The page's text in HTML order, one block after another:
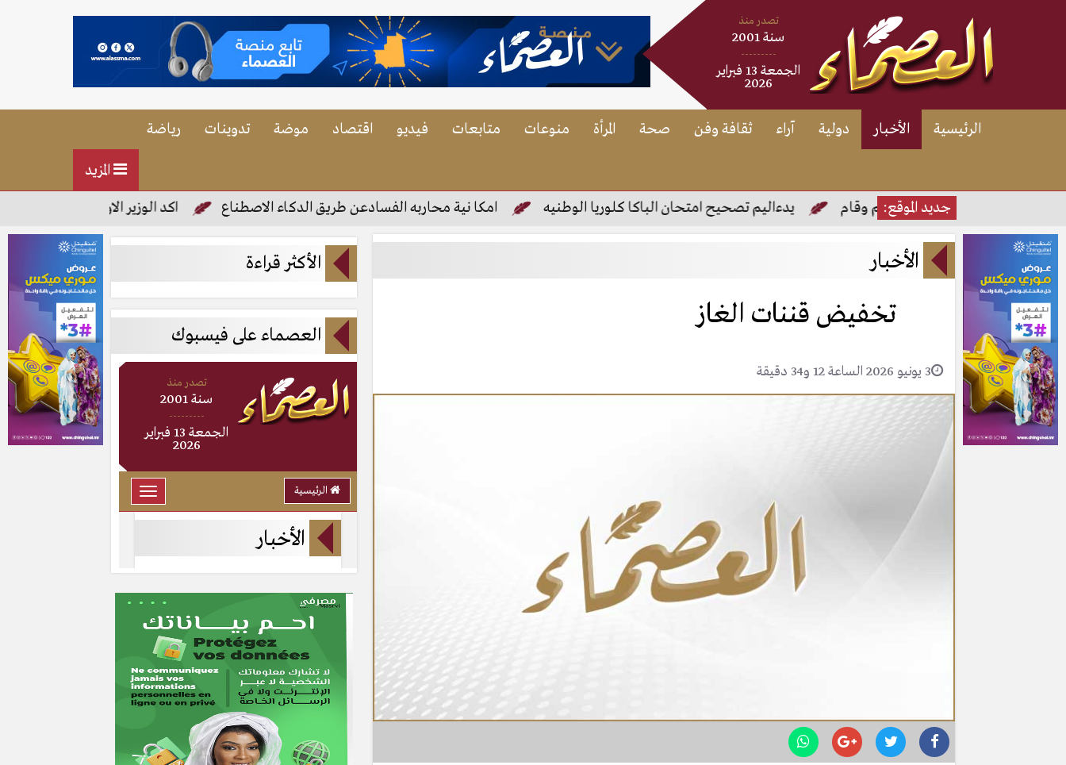
تصدر منذ
سنة 2001
---------
الجمعة 13 فبراير
2026
الرئيسية الأخبار دولية آراء ثقافة وفن صحة المرأة منوعات متابعات فيديو اقتصاد موضة تدوينات رياضة
المزيد
جديد الموقع:
اكد الوزير الاول على صفحته فى فيس امكا نية محاربه الفسادعن طريق الدكاء الاصطناع يدءاليم تصحيح امتحان الباكا كلوريا الوطنيه الافراج عن مريم وقام
الأخبار
تخفيض قننات الغاز
3 يونيو 2026 الساعة 12 و34 دقيقة
الأكثر قراءة
العصماء على فيسبوك